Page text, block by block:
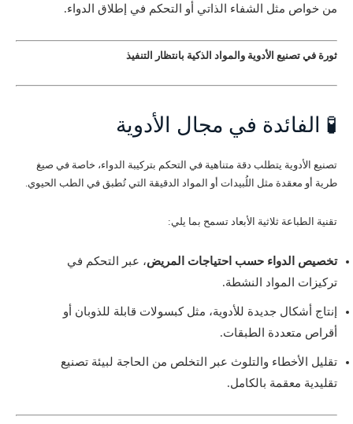
من خواص مثل الشفاء الذاتي أو التحكم في إطلاق الدواء.
ثورة في تصنيع الأدوية والمواد الذكية بانتظار التنفيذ
🧪 الفائدة في مجال الأدوية
تصنيع الأدوية يتطلب دقة متناهية في التحكم بتركيبة الدواء، خاصة في صيغ
طرية أو معقدة مثل اللُبيدات أو المواد الدقيقة التي تُطبق في الطب الحيوي.
تقنية الطباعة ثلاثية الأبعاد تسمح بما يلي:
تخصيص الدواء حسب احتياجات المريض، عبر التحكم في
تركيزات المواد النشطة.
إنتاج أشكال جديدة للأدوية، مثل كبسولات قابلة للذوبان أو
أقراص متعددة الطبقات.
تقليل الأخطاء والتلوث عبر التخلص من الحاجة لبيئة تصنيع
تقليدية معقمة بالكامل.